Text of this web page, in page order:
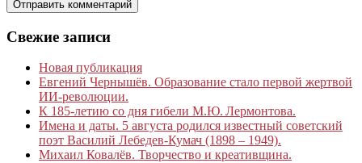
Свежие записи
Новая публикация
Евгений Чернышёв. Образование стало первой жертвой
ИИ-революции.
К 185‑летию со дня гибели М.Ю. Лермонтова.
Имена и даты. 5 августа родился известный советский
поэт Василий Лебедев-Кумач (1898 – 1949).
Михаил Ковалёв. Творчество и креативщина.